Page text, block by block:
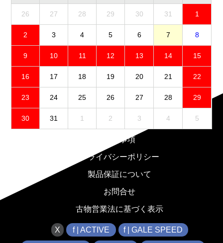
26 27 28 29 30 31 1
2 3 4 5 6 7 8
9 10 11 12 13 14 15
16 17 18 19 20 21 22
23 24 25 26 27 28 29
30 31 1 2 3 4 5
免責事項
プライバシーポリシー
製品保証について
お問合せ
古物営業法に基づく表示
X f | ACTIVE f | GALE SPEED